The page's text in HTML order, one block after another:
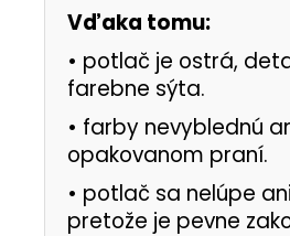
Vďaka tomu:
• potlač je ostrá,
farebne sýta.
• farby nevyblednú
opakovanom praní.
• potlač sa nelúpe
pretože je pevne